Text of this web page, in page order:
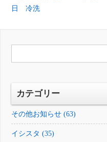
日 冷洗
カテゴリー
その他お知らせ (63)
イシスタ (35)